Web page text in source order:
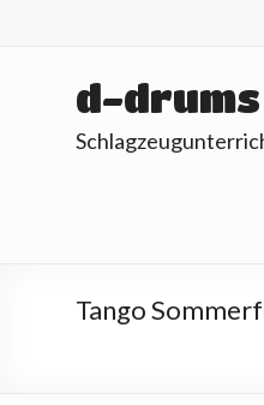
d-drums
Tango